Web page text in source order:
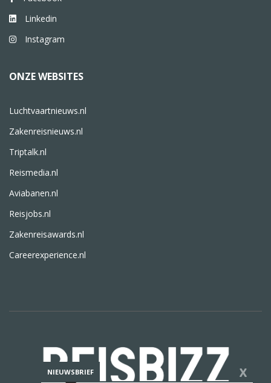
Linkedin
Instagram
ONZE WEBSITES
Luchtvaartnieuws.nl
Zakenreisnieuws.nl
Triptalk.nl
Reismedia.nl
Aviabanen.nl
Reisjobs.nl
Zakenreisawards.nl
Careerexperience.nl
NIEUWSBRIEF X